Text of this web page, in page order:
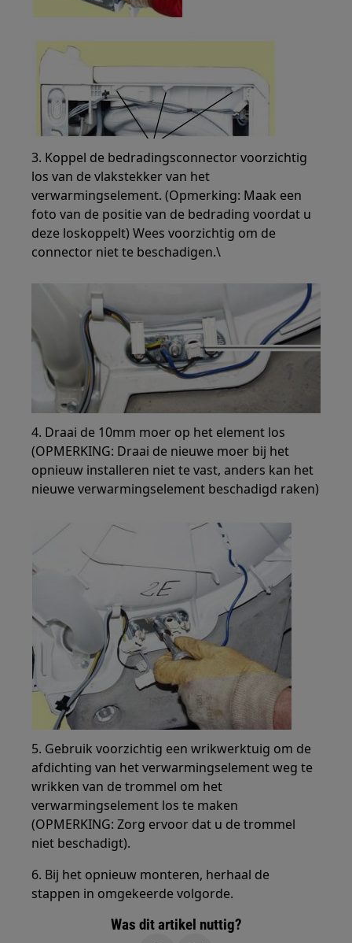
3. Koppel de bedradingsconnector voorzichtig
los van de vlakstekker van het
verwarmingselement. (Opmerking: Maak een
foto van de positie van de bedrading voordat u
deze loskoppelt) Wees voorzichtig om de
connector niet te beschadigen.\
4. Draai de 10mm moer op het element los
(OPMERKING: Draai de nieuwe moer bij het
opnieuw installeren niet te vast, anders kan het
nieuwe verwarmingselement beschadigd raken)
5. Gebruik voorzichtig een wrikwerktuig om de
afdichting van het verwarmingselement weg te
wrikken van de trommel om het
verwarmingselement los te maken
(OPMERKING: Zorg ervoor dat u de trommel
niet beschadigt).
6. Bij het opnieuw monteren, herhaal de
stappen in omgekeerde volgorde.
Was dit artikel nuttig?